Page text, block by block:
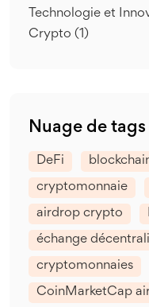
Technologie et
Crypto (1)
Nuage de tags
DeFi
cryptomonnaie
airdrop crypto
échange
cryptomonnaies
CoinMarketCap